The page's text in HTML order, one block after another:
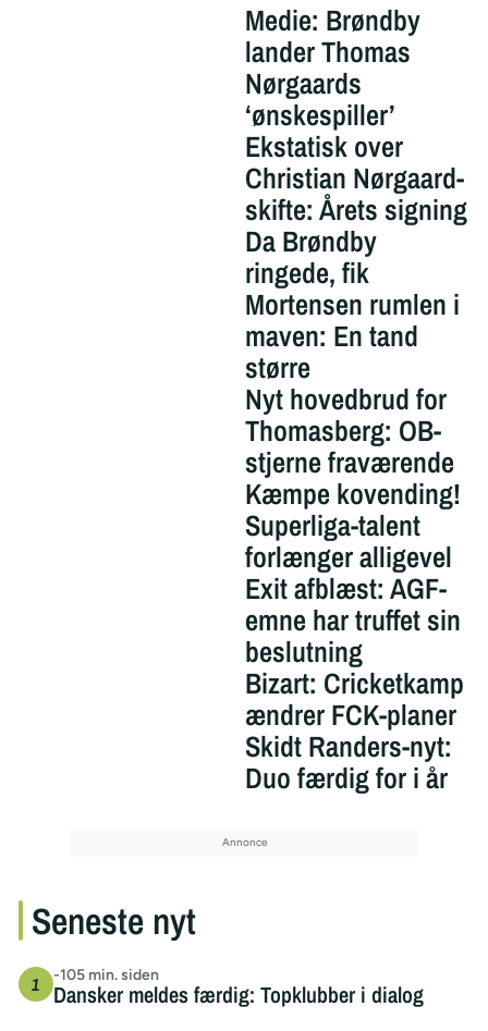
Medie: Brøndby
lander Thomas
Nørgaards
‘ønskespiller’
Ekstatisk over
Christian Nørgaard-
skifte: Årets signing
Da Brøndby
ringede, fik
Mortensen rumlen i
maven: En tand
større
Nyt hovedbrud for
Thomasberg: OB-
stjerne fraværende
Kæmpe kovending!
Superliga-talent
forlænger alligevel
Exit afblæst: AGF-
emne har truffet sin
beslutning
Bizart: Cricketkamp
ændrer FCK-planer
Skidt Randers-nyt:
Duo færdig for i år
Seneste nyt
-105 min. siden
Dansker meldes færdig: Topklubber i dialog